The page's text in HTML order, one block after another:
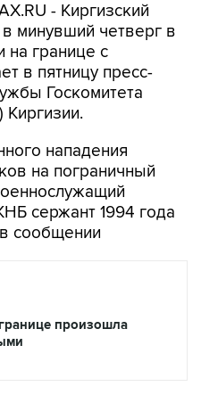
- Киргизский
минувший четверг в
на границе с
в пятницу пресс-
Госкомитета
Киргизии.
нападения
на пограничный
сержант 1994 года
сообщении
произошла